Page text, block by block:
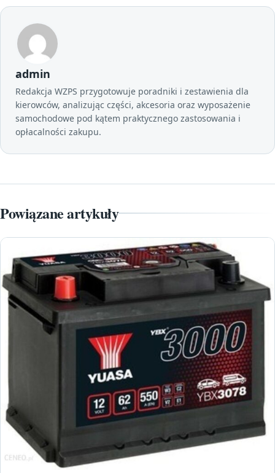
admin
Redakcja WZPS przygotowuje poradniki i zestawienia dla
kierowców, analizując części, akcesoria oraz wyposażenie
samochodowe pod kątem praktycznego zastosowania i
opłacalności zakupu.
Powiązane artykuły